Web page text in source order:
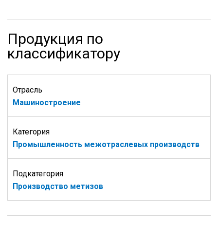
Продукция по
классификатору
Отрасль
Машиностроение
Категория
Промышленность межотраслевых производств
Подкатегория
Производство метизов